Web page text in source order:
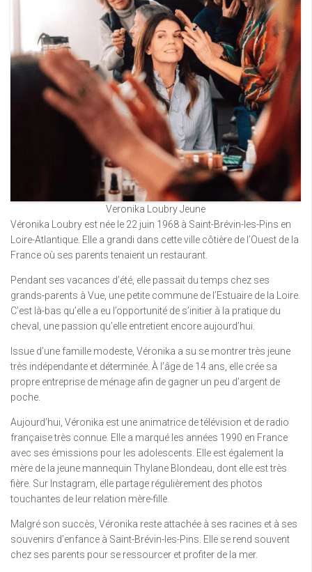
Veronika Loubry Jeune
Véronika Loubry est née le 22 juin 1968 à Saint-Brévin-les-Pins en
Loire-Atlantique. Elle a grandi dans cette ville côtière de l’Ouest de la
France où ses parents tenaient un restaurant.
Pendant ses vacances d’été, elle passait du temps chez ses
grands-parents à Vue, une petite commune de l’Estuaire de la Loire.
C’est là-bas qu’elle a eu l’opportunité de s’initier à la pratique du
cheval, une passion qu’elle entretient encore aujourd’hui.
Issue d’une famille modeste, Véronika a su se montrer très jeune
très indépendante et déterminée. À l’âge de 14 ans, elle crée sa
propre entreprise de ménage afin de gagner un peu d’argent de
poche.
Aujourd’hui, Véronika est une animatrice de télévision et de radio
française très connue. Elle a marqué les années 1990 en France
avec ses émissions pour les adolescents. Elle est également la
mère de la jeune mannequin Thylane Blondeau, dont elle est très
fière. Sur Instagram, elle partage régulièrement des photos
touchantes de leur relation mère-fille.
Malgré son succès, Véronika reste attachée à ses racines et à ses
souvenirs d’enfance à Saint-Brévin-les-Pins. Elle se rend souvent
chez ses parents pour se ressourcer et profiter de la mer.